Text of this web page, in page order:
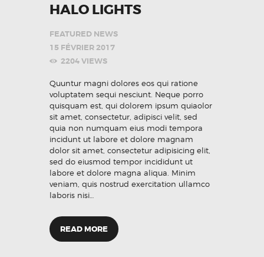
HALO LIGHTS
FEATURED NEWS
15 FÉVRIER 2017
2204VIEWS
Quuntur magni dolores eos qui ratione
voluptatem sequi nesciunt. Neque porro
quisquam est, qui dolorem ipsum quiaolor
sit amet, consectetur, adipisci velit, sed
quia non numquam eius modi tempora
incidunt ut labore et dolore magnam
dolor sit amet, consectetur adipisicing elit,
sed do eiusmod tempor incididunt ut
labore et dolore magna aliqua. Minim
veniam, quis nostrud exercitation ullamco
laboris nisi…
READ MORE